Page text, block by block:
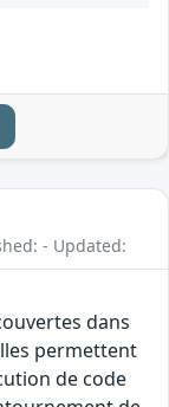
- Updated:
dans
permettent
de code